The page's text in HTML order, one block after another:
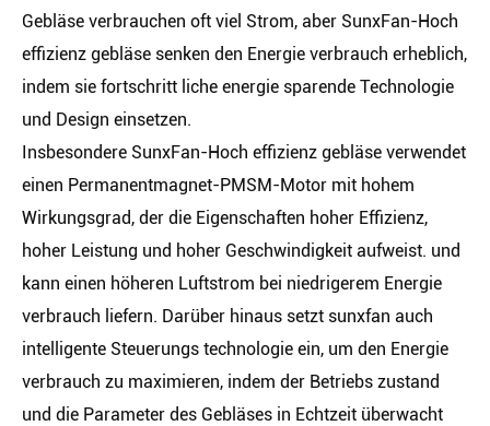
Gebläse verbrauchen oft viel Strom, aber SunxFan-Hoch
effizienz gebläse senken den Energie verbrauch erheblich,
indem sie fortschritt liche energie sparende Technologie
und Design einsetzen.
Insbesondere SunxFan-Hoch effizienz gebläse verwendet
einen Permanentmagnet-PMSM-Motor mit hohem
Wirkungsgrad, der die Eigenschaften hoher Effizienz,
hoher Leistung und hoher Geschwindigkeit aufweist. und
kann einen höheren Luftstrom bei niedrigerem Energie
verbrauch liefern. Darüber hinaus setzt sunxfan auch
intelligente Steuerungs technologie ein, um den Energie
verbrauch zu maximieren, indem der Betriebs zustand
und die Parameter des Gebläses in Echtzeit überwacht